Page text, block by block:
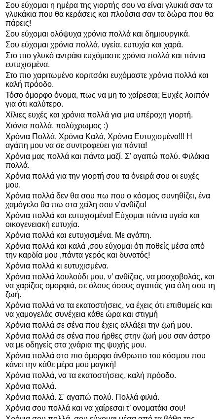
Σου εύχομαι η ημέρα της γιορτής σου να είναι γλυκιά σαν τα
γλυκάκια που θα κεράσεις και πλούσια σαν τα δώρα που θα
πάρεις!
Σου εύχομαι ολόψυχα χρόνια πολλά και δημιουργικά.
Σου εύχομαι χρόνια πολλά, υγεία, ευτυχία και χαρά.
Στο πιο γλυκό αντράκι ευχόμαστε χρόνια πολλά και πάντα
ευτυχισμένα.
Στο πιο χαριτωμένο κοριτσάκι ευχόμαστε χρόνια πολλά και
καλή πρόοδο.
Τόσο όμορφο όνομα, πως να μη το χαίρεσαι; Ευχές λοιπόν
για ότι καλύτερο.
Χίλιες ευχές και χρόνια πολλά για μια υπέροχη γιορτή.
Χιόνια πολλά, πολύχρωμος :)
Χρόνια Πολλά, Χρόνια Καλά, Χρόνια Ευτυχισμένα!!! Η
αγάπη μου να σε συντροφεύει για πάντα!
Χρόνια μας πολλά και πάντα μαζί. Σ' αγαπώ πολύ. Φιλάκια
πολλά.
Χρόνια πολλά για την γιορτή σου τα όνειρά σου οι ευχές
μου.
Χρόνια πολλά δεν θα σου πω που ο κόσμος συνηθίζει, ένα
χαμόγελο θα πω στα χείλη σου ν’ανθίζει!
Χρόνια πολλά και ευτυχισμένα! Εύχομαι πάντα υγεία και
οικογενειακή ευτυχία.
Χρόνια πολλά και ευτυχισμένα. Με αγάπη.
Χρόνια πολλά και καλά ,σου εύχομαι ότι ποθείς μέσα από
την καρδία μου ,πάντα γερός και δυνατός!
Χρόνια πολλά κι ευτυχισμένα.
Χρόνια πολλά λουλούδι μου, ν’ ανθίζεις, να μοσχοβολάς, και
να χαρίζεις ομορφιά, σε όλους όσους αγαπάς για όλη σου τη
ζωή.
Χρόνια πολλά να τα εκατοστήσεις, να έχεις ότι επιθυμείς και
να χαμογελάς συνέχεια κάθε ώρα και στιγμή
Χρόνια πολλά σε σένα που έχεις αλλάξει την ζωή μου.
Χρόνια πολλά σε σένα που ήρθες στην ζωή μου σαν άστρο
να με οδηγείς στα χνάρια της ψυχής μου.
Χρόνια πολλά στο πιο όμορφο άνθρωπο του κόσμου που
κάνει την κάθε μέρα μου μαγική!
Χρόνια πολλά, να τα εκατοστήσεις, καλή πρόοδο.
Χρόνια πολλά.
Χρόνια πολλά. Σ' αγαπώ πολύ. Πολλά φιλιά.
Χρόνια σου πολλά και να χαίρεσαι τ’ ονοματάκι σου!